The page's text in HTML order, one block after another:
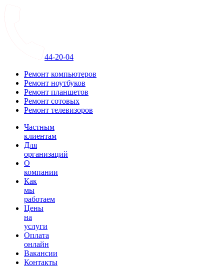
44-20-04
Ремонт компьютеров
Ремонт ноутбуков
Ремонт планшетов
Ремонт сотовых
Ремонт телевизоров
Частным
клиентам
Для
организаций
О
компании
Как
мы
работаем
Цены
на
услуги
Оплата
онлайн
Вакансии
Контакты